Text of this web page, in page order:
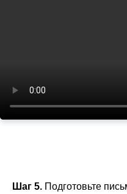
Шаг 5. Подготовьте